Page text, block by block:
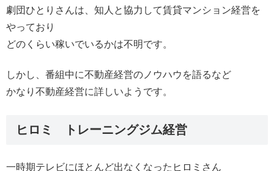
劇団ひとりさんは、知人と協力して賃貸マンション経営を
やっており
どのくらい稼いでいるかは不明です。
しかし、番組中に不動産経営のノウハウを語るなど
かなり不動産経営に詳しいようです。
ヒロミ トレーニングジム経営
一時期テレビにほとんど出なくなったヒロミさん